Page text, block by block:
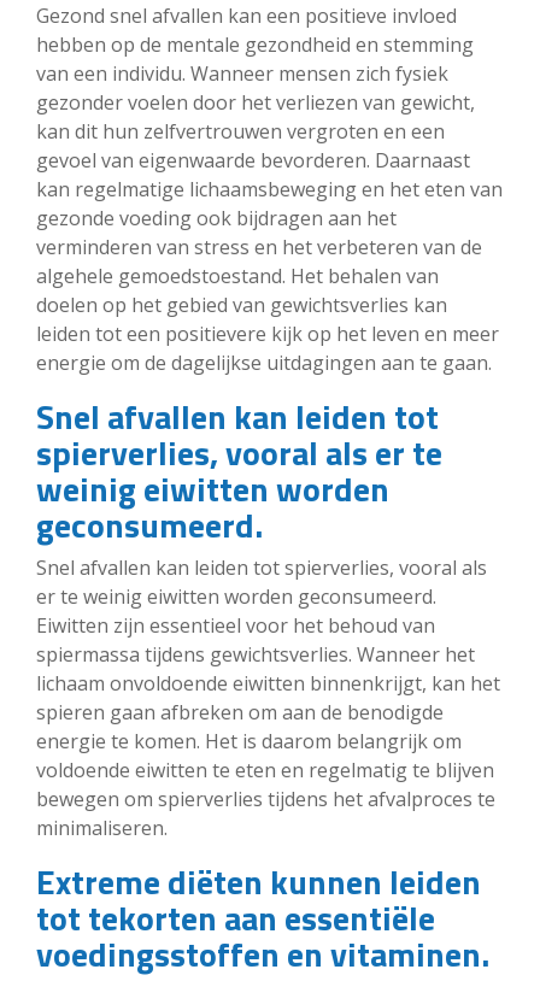
Gezond snel afvallen kan een positieve invloed
hebben op de mentale gezondheid en stemming
van een individu. Wanneer mensen zich fysiek
gezonder voelen door het verliezen van gewicht,
kan dit hun zelfvertrouwen vergroten en een
gevoel van eigenwaarde bevorderen. Daarnaast
kan regelmatige lichaamsbeweging en het eten van
gezonde voeding ook bijdragen aan het
verminderen van stress en het verbeteren van de
algehele gemoedstoestand. Het behalen van
doelen op het gebied van gewichtsverlies kan
leiden tot een positievere kijk op het leven en meer
energie om de dagelijkse uitdagingen aan te gaan.
Snel afvallen kan leiden tot
spierverlies, vooral als er te
weinig eiwitten worden
geconsumeerd.
Snel afvallen kan leiden tot spierverlies, vooral als
er te weinig eiwitten worden geconsumeerd.
Eiwitten zijn essentieel voor het behoud van
spiermassa tijdens gewichtsverlies. Wanneer het
lichaam onvoldoende eiwitten binnenkrijgt, kan het
spieren gaan afbreken om aan de benodigde
energie te komen. Het is daarom belangrijk om
voldoende eiwitten te eten en regelmatig te blijven
bewegen om spierverlies tijdens het afvalproces te
minimaliseren.
Extreme diëten kunnen leiden
tot tekorten aan essentiële
voedingsstoffen en vitaminen.